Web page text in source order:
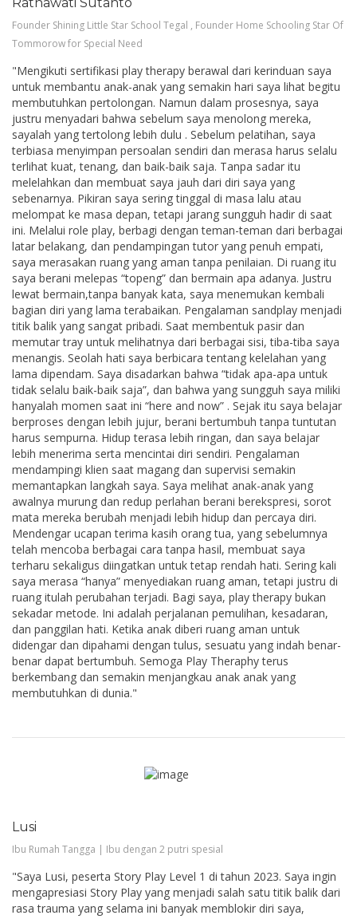
Founder Shining Little Star School Tegal , Founder Home Schooling Star Of
Tommorow for Special Need
"Mengikuti sertifikasi play therapy berawal dari kerinduan saya
untuk membantu anak-anak yang semakin hari saya lihat begitu
membutuhkan pertolongan. Namun dalam prosesnya, saya
justru menyadari bahwa sebelum saya menolong mereka,
sayalah yang tertolong lebih dulu . Sebelum pelatihan, saya
terbiasa menyimpan persoalan sendiri dan merasa harus selalu
terlihat kuat, tenang, dan baik-baik saja. Tanpa sadar itu
melelahkan dan membuat saya jauh dari diri saya yang
sebenarnya. Pikiran saya sering tinggal di masa lalu atau
melompat ke masa depan, tetapi jarang sungguh hadir di saat
ini. Melalui role play, berbagi dengan teman-teman dari berbagai
latar belakang, dan pendampingan tutor yang penuh empati,
saya merasakan ruang yang aman tanpa penilaian. Di ruang itu
saya berani melepas “topeng” dan bermain apa adanya. Justru
lewat bermain,tanpa banyak kata, saya menemukan kembali
bagian diri yang lama terabaikan. Pengalaman sandplay menjadi
titik balik yang sangat pribadi. Saat membentuk pasir dan
memutar tray untuk melihatnya dari berbagai sisi, tiba-tiba saya
menangis. Seolah hati saya berbicara tentang kelelahan yang
lama dipendam. Saya disadarkan bahwa “tidak apa-apa untuk
tidak selalu baik-baik saja”, dan bahwa yang sungguh saya miliki
hanyalah momen saat ini “here and now” . Sejak itu saya belajar
berproses dengan lebih jujur, berani bertumbuh tanpa tuntutan
harus sempurna. Hidup terasa lebih ringan, dan saya belajar
lebih menerima serta mencintai diri sendiri. Pengalaman
mendampingi klien saat magang dan supervisi semakin
memantapkan langkah saya. Saya melihat anak-anak yang
awalnya murung dan redup perlahan berani berekspresi, sorot
mata mereka berubah menjadi lebih hidup dan percaya diri.
Mendengar ucapan terima kasih orang tua, yang sebelumnya
telah mencoba berbagai cara tanpa hasil, membuat saya
terharu sekaligus diingatkan untuk tetap rendah hati. Sering kali
saya merasa “hanya” menyediakan ruang aman, tetapi justru di
ruang itulah perubahan terjadi. Bagi saya, play therapy bukan
sekadar metode. Ini adalah perjalanan pemulihan, kesadaran,
dan panggilan hati. Ketika anak diberi ruang aman untuk
didengar dan dipahami dengan tulus, sesuatu yang indah benar-
benar dapat bertumbuh. Semoga Play Theraphy terus
berkembang dan semakin menjangkau anak anak yang
membutuhkan di dunia."
Lusi
Ibu Rumah Tangga | Ibu dengan 2 putri spesial
"Saya Lusi, peserta Story Play Level 1 di tahun 2023. Saya ingin
mengapresiasi Story Play yang menjadi salah satu titik balik dari
rasa trauma yang selama ini banyak memblokir diri saya,